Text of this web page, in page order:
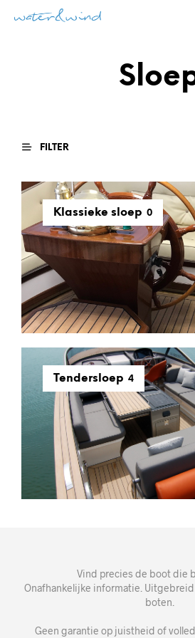
FILTER
Klassieke sloep 0
Tendersloep 4
Vind precies de boot die
Onafhankelijke informatie. Uitgebreid
boten.
Geen garantie op juistheid of